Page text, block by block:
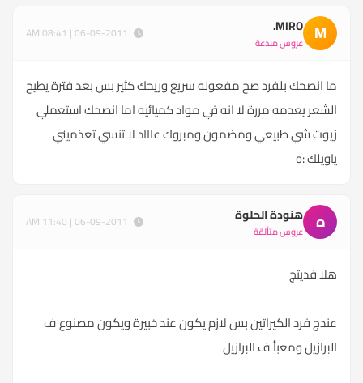
M
MIRO.
عروس مبدعة
ما انصحك بلفرد صح مفعوله سريع وريحك كثير بس بعد فترة يطيح
الشعر يعدمه مررة لا انه في مواد كميائيه اما انصحك استعملي
زيوت شي طبيعي ومضمون ومبروك عاااد لا تنسي تعذميني
ياويلك :o
ه هنودة الحلوة
عروس متألقة
هلا فديتج
عندج فرد الكيراتين بس لازم يكون عند خبيرة ويكون مصنوع ف
البرازيل ومعبأ ف البرازيل